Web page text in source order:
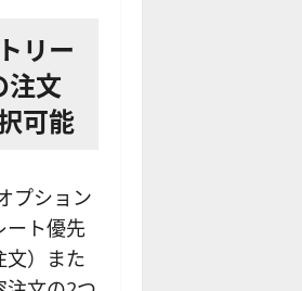
リー
注文
可能
プション
ート優先
文）また